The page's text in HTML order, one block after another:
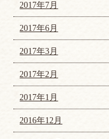
2017年7月
2017年6月
2017年3月
2017年2月
2017年1月
2016年12月